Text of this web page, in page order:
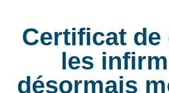
Certificat de
les
désormais